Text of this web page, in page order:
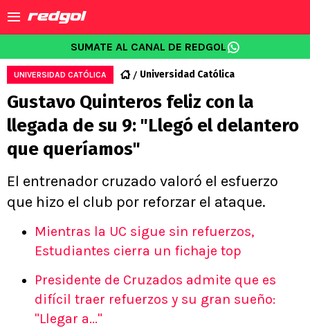
SUMATE AL CANAL DE REDGOL
UNIVERSIDAD CATÓLICA Universidad Católica
Gustavo Quinteros feliz con la
llegada de su 9: "Llegó el delantero
que queríamos"
El entrenador cruzado valoró el esfuerzo
que hizo el club por reforzar el ataque.
Mientras la UC sigue sin refuerzos,
Estudiantes cierra un fichaje top
Presidente de Cruzados admite que es
difícil traer refuerzos y su gran sueño:
"Llegar a..."